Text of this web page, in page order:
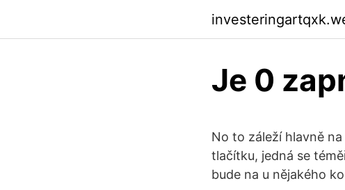
Je 0
No to záleží hlavně
tlačítku, jedná se
bude na u nějakého